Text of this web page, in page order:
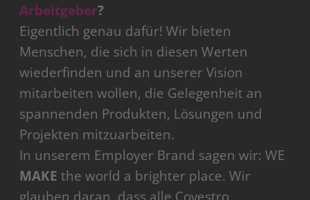
Arbeitgeber?
Eigentlich genau dafür! Wir bieten
Menschen, die sich in diesen Werten
wiederfinden und an unserer Vision
mitarbeiten wollen, die Gelegenheit an
spannenden Produkten, Lösungen und
Projekten mitzuarbeiten.
In unserem Employer Brand sagen wir: WE
MAKE the world a brighter place. Wir